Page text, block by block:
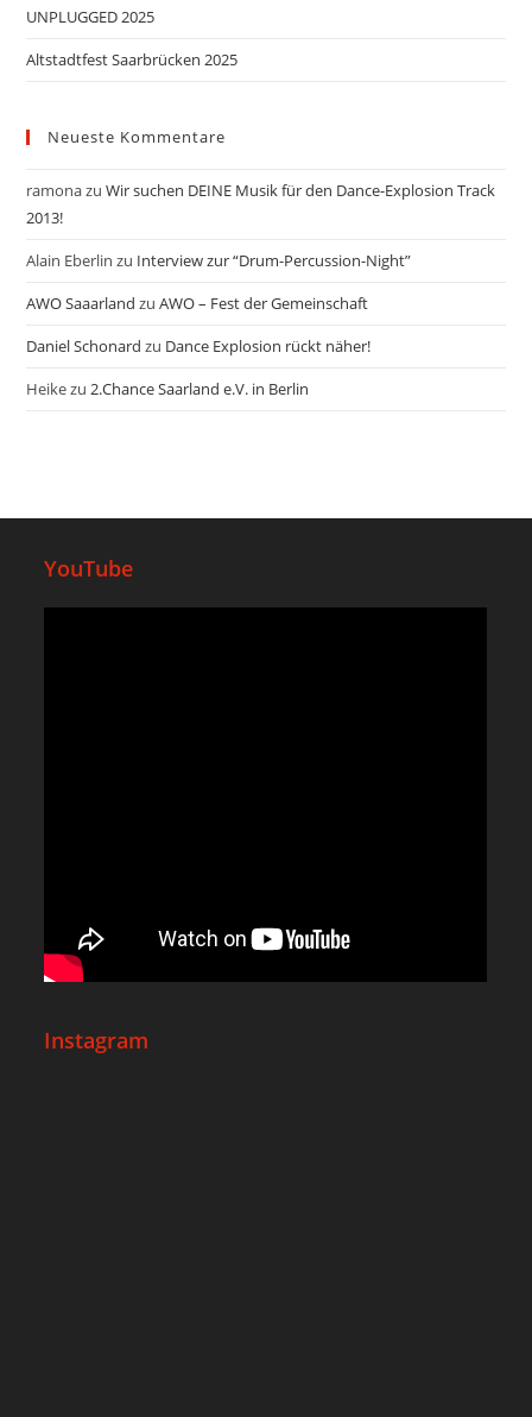
UNPLUGGED 2025
Altstadtfest Saarbrücken 2025
Neueste Kommentare
ramonazuWir suchen DEINE Musik für den Dance-Explosion Track
2013!
Alain Eberlin zu Interview zur “Drum-Percussion-Night”
AWO Saaarland zuAWO – Fest der Gemeinschaft
Daniel Schonard zu Dance Explosion rückt näher!
Heikezu2.Chance Saarland e.V. in Berlin
YouTube
Instagram